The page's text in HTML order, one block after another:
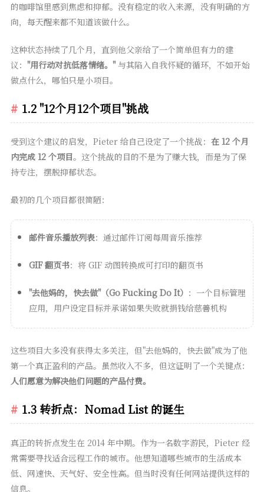
的咖啡馆里感到焦虑和抑郁。没有稳定的收入来源，没有明确的方
向，每天醒来都不知道该做什么。
这种状态持续了几个月，直到他父亲给了一个简单但有力的建
议： "用行动对抗低落情绪。"与其陷入自我怀疑的循环，不如开始
做点什么，哪怕只是小项目。
1.2 "12个月12个项目"挑战
受到这个建议的启发，Pieter 给自己设定了一个挑战： 在 12 个月
内完成 12 个项目。这个挑战的目的不是为了赚大钱，而是为了保
持专注，摆脱抑郁状态。
最初的几个项目都很简陋：
邮件音乐播放列表：通过邮件订阅每周音乐推荐
GIF 翻页书：将 GIF 动图转换成可打印的翻页书
"去他妈的，快去做"（Go Fucking Do It） ：一个目标管理
应用，用户设定目标并承诺如果失败就捐钱给慈善机构
这些项目大多没有获得太多关注，但"去他妈的，快去做"成为了他
第一个真正盈利的产品。虽然收入不多，但这证明了一个关键点：
人们愿意为解决他们问题的产品付费。
1.3 转折点：Nomad List 的诞生
真正的转折点发生在 2014 年中期。作为一名数字游民，Pieter 经
常需要寻找适合远程工作的城市。他想知道哪些城市的生活成本
低、网速快、天气好、安全性高。但当时没有任何网站提供这样的
信息。